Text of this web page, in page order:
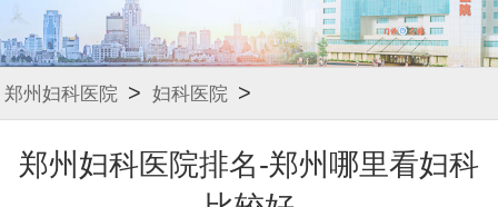
郑州妇科医院 > 妇科医院 >
郑州妇科医院排名-郑州哪里看妇科